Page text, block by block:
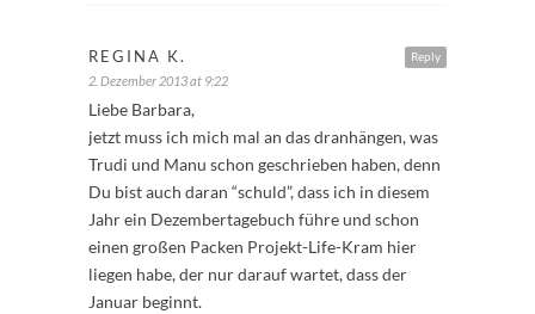
Reply
REGINA K.
2. Dezember 2013 at 9:22
Liebe Barbara,
jetzt muss ich mich mal an das dranhängen, was
Trudi und Manu schon geschrieben haben, denn
Du bist auch daran “schuld”, dass ich in diesem
Jahr ein Dezembertagebuch führe und schon
einen großen Packen Projekt-Life-Kram hier
liegen habe, der nur darauf wartet, dass der
Januar beginnt.